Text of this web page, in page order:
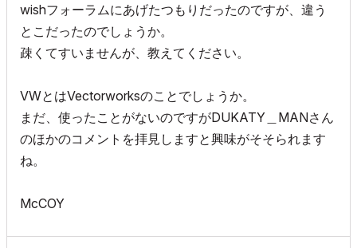
wishフォーラムにあげたつもりだったのですが、違う
とこだったのでしょうか。
疎くてすいませんが、教えてください。
VWとはVectorworksのことでしょうか。
まだ、使ったことがないのですがDUKATY＿MANさん
のほかのコメントを拝見しますと興味がそそられます
ね。
McCOY